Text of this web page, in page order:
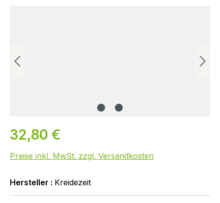
32,80 €
Preise inkl. MwSt. zzgl. Versandkosten
Hersteller : Kreidezeit